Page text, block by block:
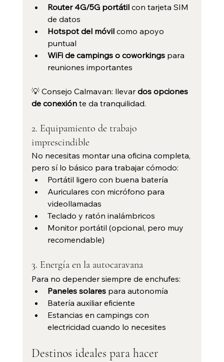
Router 4G/5G portátil con tarjeta SIM
de datos
Hotspot del móvil como apoyo
puntual
WiFi de campings o coworkings para
reuniones importantes
💡 Consejo Calmavan: llevar dos opciones
de conexión te da tranquilidad.
2. Equipamiento de trabajo
imprescindible
No necesitas montar una oficina completa,
pero sí lo básico para trabajar cómodo:
Portátil ligero con buena batería
Auriculares con micrófono para
videollamadas
Teclado y ratón inalámbricos
Monitor portátil (opcional, pero muy
recomendable)
3. Energía en la autocaravana
Para no depender siempre de enchufes:
Paneles solares para autonomía
Batería auxiliar eficiente
Estancias en campings con
electricidad cuando lo necesites
Destinos ideales para hacer